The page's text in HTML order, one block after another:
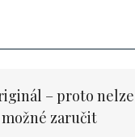
– proto nelze
zaručit